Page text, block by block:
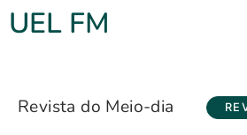
UEL FM
Revista do Meio-dia